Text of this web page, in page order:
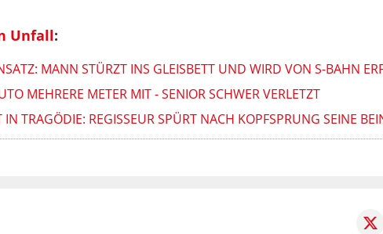
Unfall:
MANN STÜRZT INS GLEISBETT UND WIRD VON S-BAHN
MEHRERE METER MIT - SENIOR SCHWER VERLETZT
IN TRAGÖDIE: REGISSEUR SPÜRT NACH KOPFSPRUNG SEINE